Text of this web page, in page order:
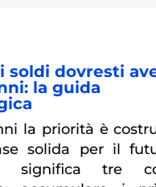
soldi dovresti
la guida
la priorità è
solida per il
significa tre